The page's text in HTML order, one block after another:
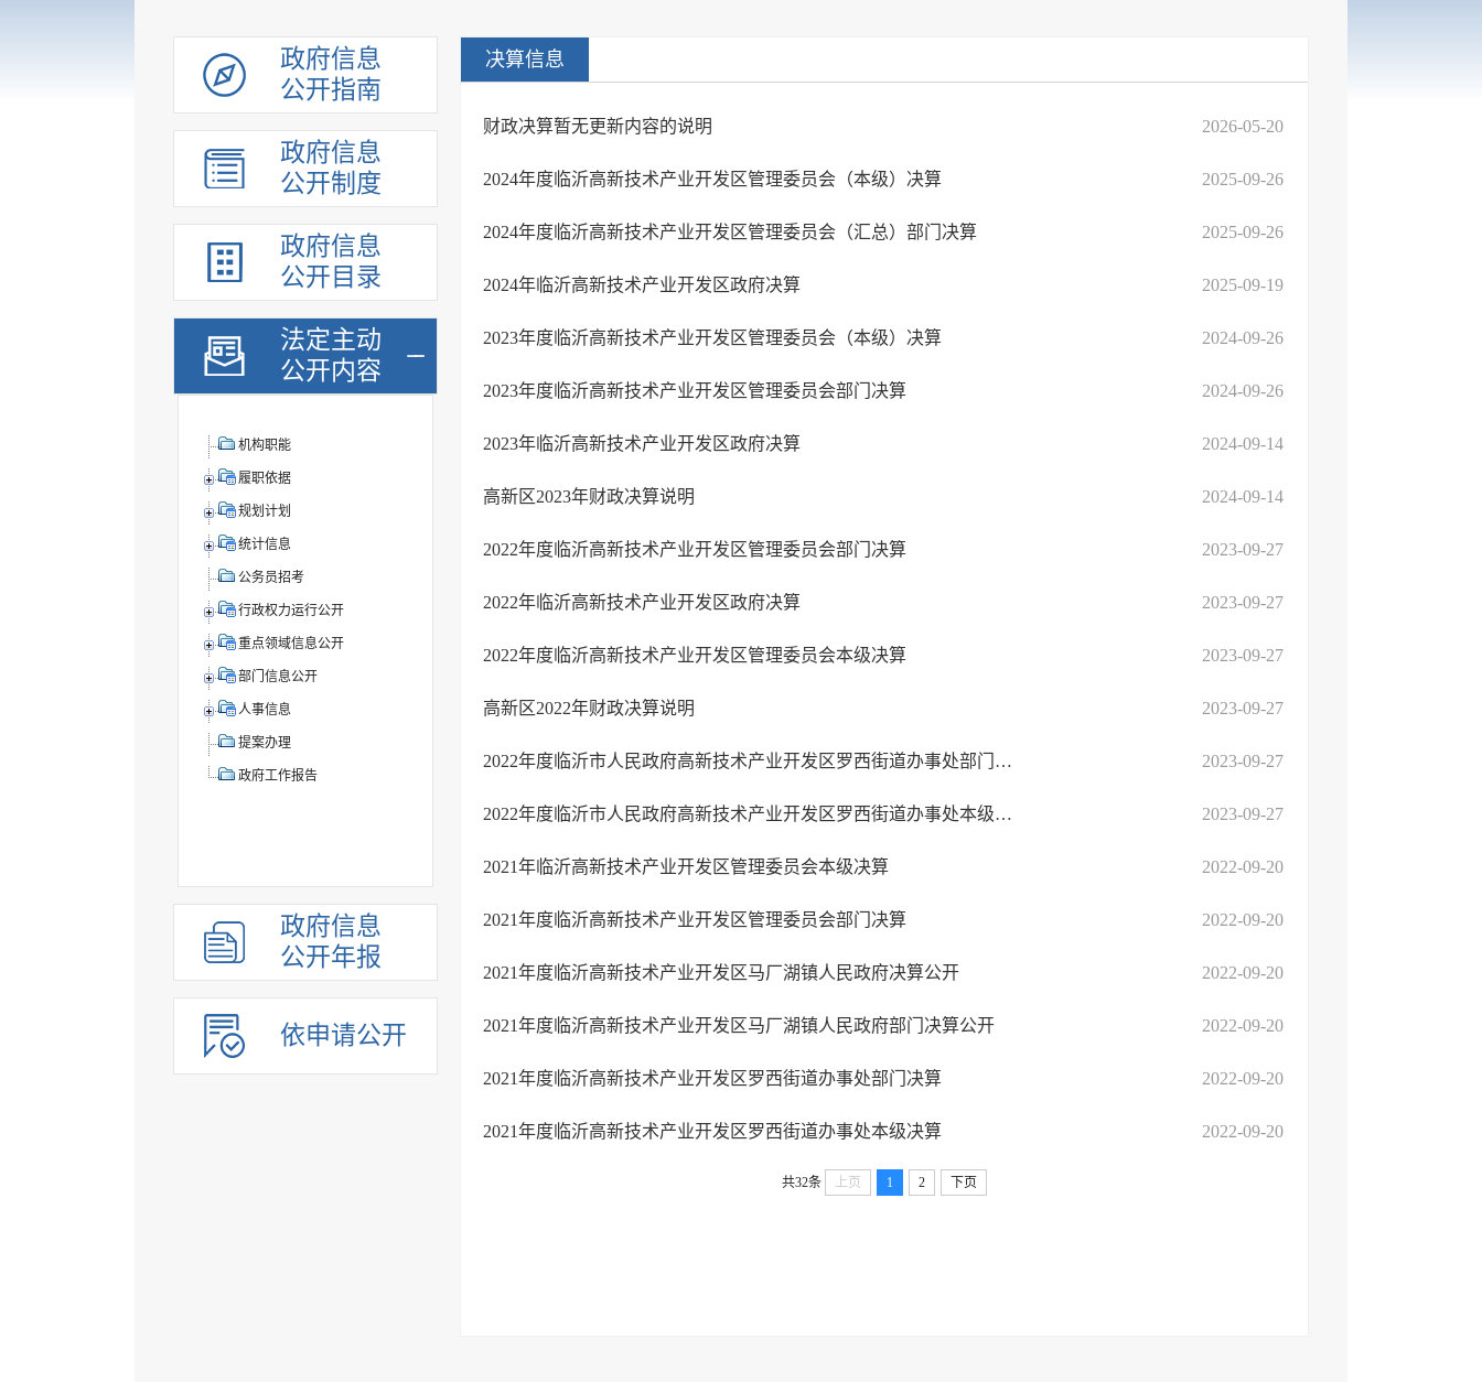
政府信息
公开指南
政府信息
公开制度
政府信息
公开目录
法定主动
公开内容
机构职能
履职依据
规划计划
统计信息
公务员招考
行政权力运行公开
重点领域信息公开
部门信息公开
人事信息
提案办理
政府工作报告
政府信息
公开年报
依申请公开
决算信息
财政决算暂无更新内容的说明 2026-05-20
2024年度临沂高新技术产业开发区管理委员会（本级）决算 2025-09-26
2024年度临沂高新技术产业开发区管理委员会（汇总）部门决算 2025-09-26
2024年临沂高新技术产业开发区政府决算 2025-09-19
2023年度临沂高新技术产业开发区管理委员会（本级）决算 2024-09-26
2023年度临沂高新技术产业开发区管理委员会部门决算 2024-09-26
2023年临沂高新技术产业开发区政府决算 2024-09-14
高新区2023年财政决算说明 2024-09-14
2022年度临沂高新技术产业开发区管理委员会部门决算 2023-09-27
2022年临沂高新技术产业开发区政府决算 2023-09-27
2022年度临沂高新技术产业开发区管理委员会本级决算 2023-09-27
高新区2022年财政决算说明 2023-09-27
2022年度临沂市人民政府高新技术产业开发区罗西街道办事处部门决算 2023-09-27
2022年度临沂市人民政府高新技术产业开发区罗西街道办事处本级决算 2023-09-27
2021年临沂高新技术产业开发区管理委员会本级决算 2022-09-20
2021年度临沂高新技术产业开发区管理委员会部门决算 2022-09-20
2021年度临沂高新技术产业开发区马厂湖镇人民政府决算公开 2022-09-20
2021年度临沂高新技术产业开发区马厂湖镇人民政府部门决算公开 2022-09-20
2021年度临沂高新技术产业开发区罗西街道办事处部门决算 2022-09-20
2021年度临沂高新技术产业开发区罗西街道办事处本级决算 2022-09-20
共32条 上页 1 2 下页